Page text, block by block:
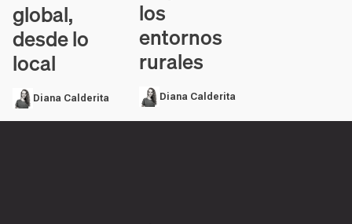
global,
desde lo
local
Diana Calderita
los
entornos
rurales
Diana Calderita